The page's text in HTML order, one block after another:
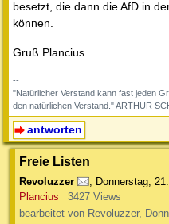
besetzt, die dann die AfD in
können.
Gruß Plancius
--
"Natürlicher Verstand kann fast jeden
den natürlichen Verstand." ARTHUR
antworten
Freie Listen
Revoluzzer , Donnerstag,
Plancius
3427 Views
bearbeitet von Revoluzzer,